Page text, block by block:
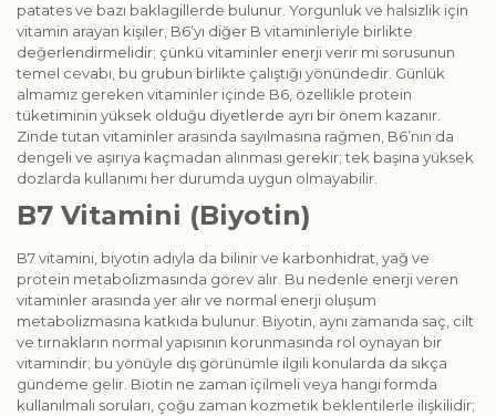
patates ve bazı baklagillerde bulunur. Yorgunluk ve halsizlik için
vitamin arayan kişiler, B6’yı diğer B vitaminleriyle birlikte
değerlendirmelidir; çünkü vitaminler enerji verir mi sorusunun
temel cevabı, bu grubun birlikte çalıştığı yönündedir. Günlük
almamız gereken vitaminler içinde B6, özellikle protein
tüketiminin yüksek olduğu diyetlerde ayrı bir önem kazanır.
Zinde tutan vitaminler arasında sayılmasına rağmen, B6’nın da
dengeli ve aşırıya kaçmadan alınması gerekir; tek başına yüksek
dozlarda kullanımı her durumda uygun olmayabilir.
B7 Vitamini (Biyotin)
B7 vitamini, biyotin adıyla da bilinir ve karbonhidrat, yağ ve
protein metabolizmasında görev alır. Bu nedenle enerji veren
vitaminler arasında yer alır ve normal enerji oluşum
metabolizmasına katkıda bulunur. Biyotin, aynı zamanda saç, cilt
ve tırnakların normal yapısının korunmasında rol oynayan bir
vitamindir; bu yönüyle dış görünümle ilgili konularda da sıkça
gündeme gelir. Biotin ne zaman içilmeli veya hangi formda
kullanılmalı soruları, çoğu zaman kozmetik beklentilerle ilişkilidir;